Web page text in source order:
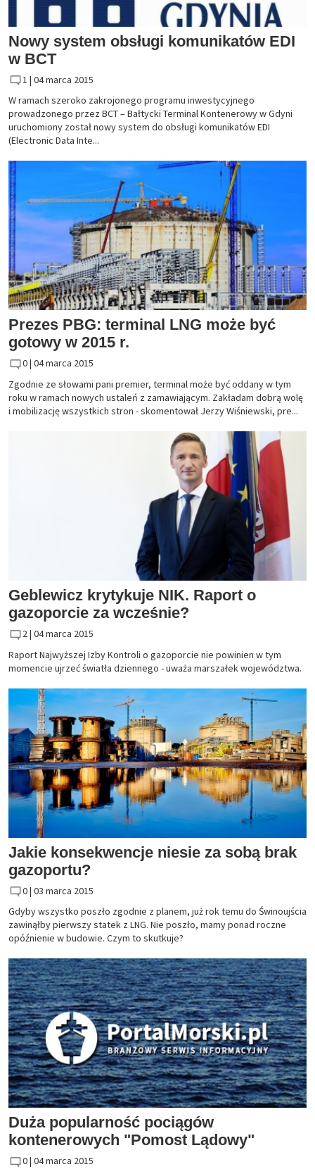
Nowy system obsługi komunikatów EDI
w BCT
1 | 04 marca 2015
W ramach szeroko zakrojonego programu inwestycyjnego
prowadzonego przez BCT – Bałtycki Terminal Kontenerowy w Gdyni
uruchomiony został nowy system do obsługi komunikatów EDI
(Electronic Data Inte...
Prezes PBG: terminal LNG może być
gotowy w 2015 r.
0 | 04 marca 2015
Zgodnie ze słowami pani premier, terminal może być oddany w tym
roku w ramach nowych ustaleń z zamawiającym. Zakładam dobrą wolę
i mobilizację wszystkich stron - skomentował Jerzy Wiśniewski, pre...
Geblewicz krytykuje NIK. Raport o
gazoporcie za wcześnie?
2 | 04 marca 2015
Raport Najwyższej Izby Kontroli o gazoporcie nie powinien w tym
momencie ujrzeć światła dziennego - uważa marszałek województwa.
Jakie konsekwencje niesie za sobą brak
gazoportu?
0 | 03 marca 2015
Gdyby wszystko poszło zgodnie z planem, już rok temu do Świnoujścia
zawinąłby pierwszy statek z LNG. Nie poszło, mamy ponad roczne
opóźnienie w budowie. Czym to skutkuje?
Duża popularność pociągów
kontenerowych "Pomost Lądowy"
0 | 04 marca 2015